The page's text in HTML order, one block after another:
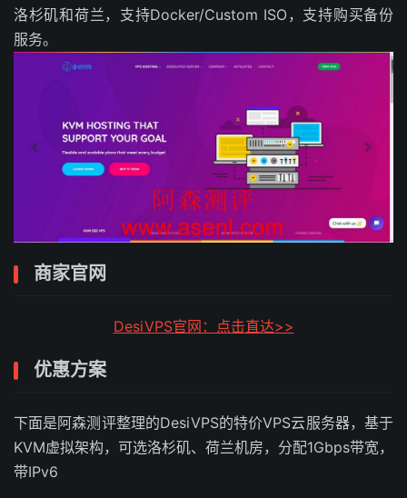
洛杉矶和荷兰，支持Docker/Custom ISO，支持购买备份
服务。
商家官网
DesiVPS官网：点击直达>>
优惠方案
下面是阿森测评整理的DesiVPS的特价VPS云服务器，基于
KVM虚拟架构，可选洛杉矶、荷兰机房，分配1Gbps带宽，
带IPv6